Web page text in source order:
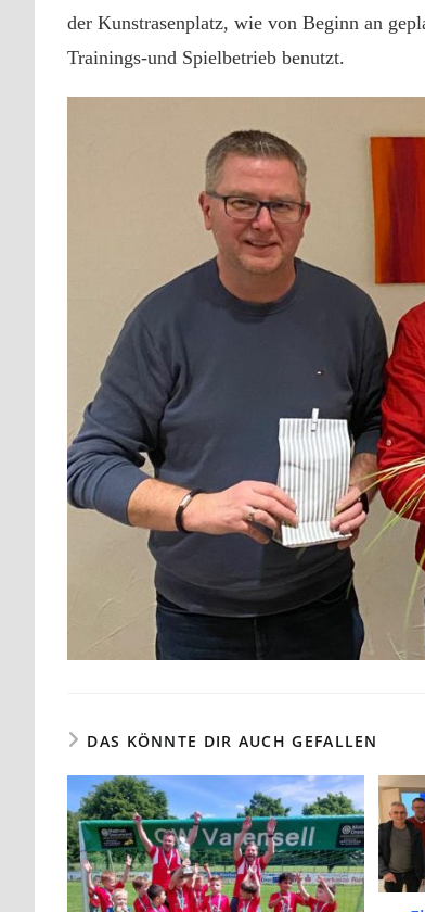
der Kunstrasenplatz, wie von Beginn an
Trainings-und Spielbetrieb benutzt.
DAS KÖNNTE DIR AUCH GEFALLEN